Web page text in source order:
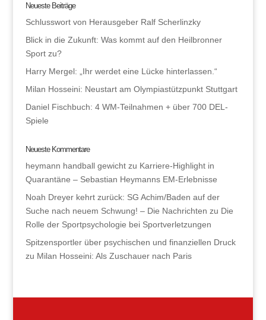
Neueste Beiträge
Schlusswort von Herausgeber Ralf Scherlinzky
Blick in die Zukunft: Was kommt auf den Heilbronner
Sport zu?
Harry Mergel: „Ihr werdet eine Lücke hinterlassen.“
Milan Hosseini: Neustart am Olympiastützpunkt Stuttgart
Daniel Fischbuch: 4 WM-Teilnahmen + über 700 DEL-
Spiele
Neueste Kommentare
heymann handball gewichtzu Karriere-Highlight in
Quarantäne – Sebastian Heymanns EM-Erlebnisse
Noah Dreyer kehrt zurück: SG Achim/Baden auf der
Suche nach neuem Schwung! – Die Nachrichten zu Die
Rolle der Sportpsychologie bei Sportverletzungen
Spitzensportler über psychischen und finanziellen Druck
zu Milan Hosseini: Als Zuschauer nach Paris